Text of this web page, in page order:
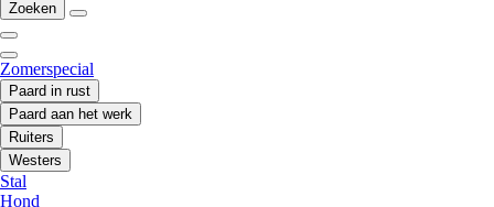
Zoeken
Zomerspecial
Paard in rust
Paard aan het werk
Ruiters
Westers
Stal
Hond